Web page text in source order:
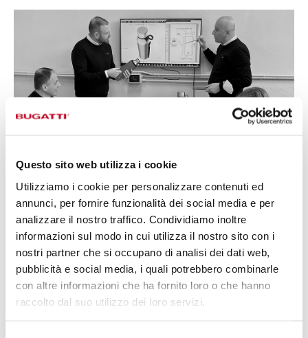
Questo sito web utilizza i cookie
Utilizziamo i cookie per personalizzare contenuti ed
annunci, per fornire funzionalità dei social media e per
analizzare il nostro traffico. Condividiamo inoltre
informazioni sul modo in cui utilizza il nostro sito con i
nostri partner che si occupano di analisi dei dati web,
pubblicità e social media, i quali potrebbero combinarle
con altre informazioni che ha fornito loro o che hanno
raccolto dal suo utilizzo dei loro servizi.
DESIGN BY
BUGATTI DESIGN STUDIO
A TEAM OF DESIGNERS AND PLANNERS
WITH A CREATIVE SOUL
FIND OUT MORE